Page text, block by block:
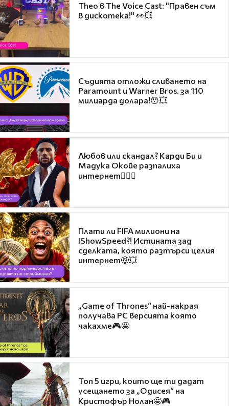
Theo в The Voice Cast: "Правен съм
в дискотека!" 👀💥
Съдията отложи сливането на
Paramount и Warner Bros. за 110
милиарда долара!😯💥
Любов или скандал? Карди Би и
Мадука Окойе разпалиха
интернет❤️‍🔥🔥
Плати ли FIFA милиони на
IShowSpeed?! Истината зад
сделката, която разтърси целия
интернет🤑💥
„Game of Thrones“ най-накрая
получава PC версията която
чакахме🎮🤩
Топ 5 игри, които ще ти дадат
усещането за „Одисея“ на
Кристофър Нолан🤩🎮